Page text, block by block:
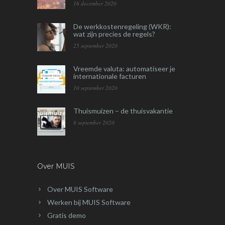
16 december 2020
De werkkostenregeling (WKR):
wat zijn precies de regels?
25 september 2020
Vreemde valuta: automatiseer je
internationale facturen
10 september 2020
Thuismuizen – de thuisvakantie
8 september 2020
Over MUIS
Over MUIS Software
Werken bij MUIS Software
Gratis demo